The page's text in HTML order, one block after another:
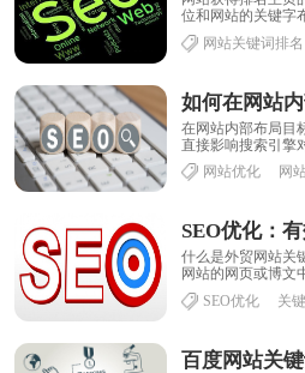
位和网站的关键字
家的布局一样。哪
更......网站关键词排名
如何在网站
在网站内部布局目
直接影响搜索引擎
下是系统化的操作
平......网站优化 网
什么是外贸网站关
网站的网页或博文
合理的安排在文本
SEO优化 关